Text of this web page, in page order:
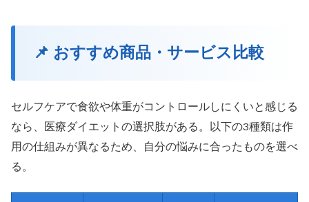
📌 おすすめ商品・サービス比較
セルフケアで食欲や体重がコントロールしにくいと感じる
なら、医療ダイエットの選択肢がある。以下の3種類は作
用の仕組みが異なるため、自分の悩みに合ったものを選べ
る。